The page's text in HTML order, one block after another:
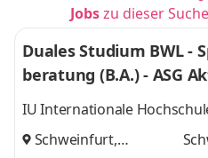
Jobszu dieser
Duales Studium BWL -
beratung (B.A.) - ASG
gesellschaft mbH
IU Internationale
Schweinfurt,